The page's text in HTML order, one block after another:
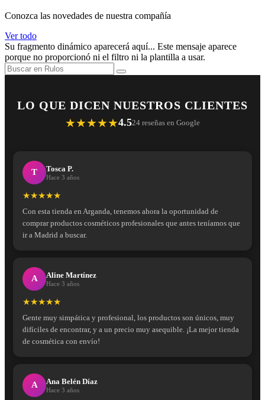
Conozca las novedades de nuestra compañía
Ver todo
Su fragmento dinámico aparecerá aquí... Este mensaje aparece
porque no proporcionó ni el filtro ni la plantilla a usar.
LO QUE DICEN NUESTROS CLIENTES
★★★★★4.524 reseñas en Google
T Tosca P.
Hace 3 años
★★★★★
Con esta tienda en Arganda, tenemos ahora la oportunidad de
comprar productos cosméticos profesionales que antes teníamos que
ir a Madrid a buscar.
A Aline Martínez
Hace 3 años
★★★★★
Gente muy simpática y profesional, los productos son únicos, muy
difíciles de encontrar, y a un precio muy asequible. ¡La mejor tienda
de cosmética con envío!
A Ana Belén Díaz
Hace 3 años